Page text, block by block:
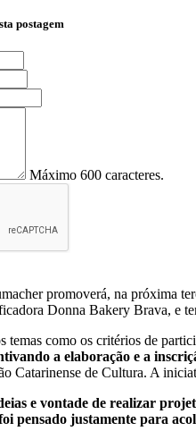
postagem
Máximo 600 caracteres.
promoverá, na próxima
Donna Bakery Brava, e
temas como os critérios de
a elaboração e a
Catarinense de Cultura. A
e vontade de realizar
pensado justamente para